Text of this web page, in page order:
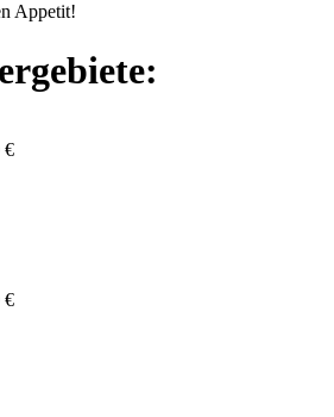
Appetit!
€
€